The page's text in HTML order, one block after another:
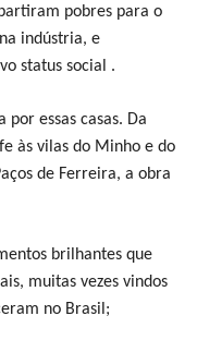
pobres para o
indústria, e
status social .
essas casas. Da
às vilas do Minho e do
de Ferreira, a obra
brilhantes que
muitas vezes vindos
no Brasil;